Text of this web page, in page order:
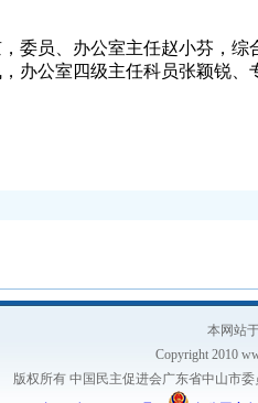
委员、办公室主任赵小芬，综
办公室四级主任科员张颖锐、
本网站
Copyright 2010
版权所有 中国民主促进会广东省中山市